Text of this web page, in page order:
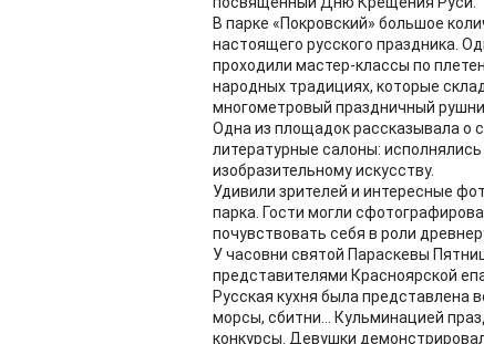
В парке «Покровский» большое
настоящего русского праздника.
проходили мастер-классы по
народных традициях, которые
многометровый праздничный
Одна из площадок рассказывала о
литературные салоны:
изобразительному искусству.
Удивили зрителей и интересные
парка. Гости могли
почувствовать себя в роли
У часовни святой Параскевы
представителями Красноярской
Русская кухня была представлена
морсы, сбитни... Кульминацией
конкурсы. Девушки